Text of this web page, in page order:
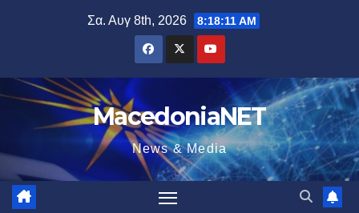
Σα. Αυγ 8th, 2026 8:18:12 AM
MacedoniaNET
News & Media